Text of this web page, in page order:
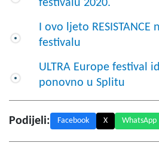
festivalu 2020.
I ovo ljeto RESISTANCE
festivalu
ULTRA Europe festival
ponovno u Splitu
Podijeli: Facebook X WhatsApp